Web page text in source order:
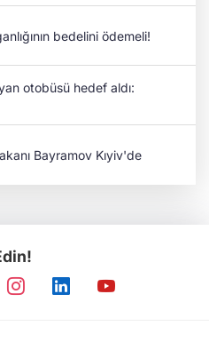
bedelini ödemeli!
otobüsü hedef aldı:
Bayramov Kıyiv'de